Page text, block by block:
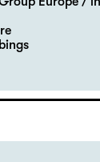
Europe / in